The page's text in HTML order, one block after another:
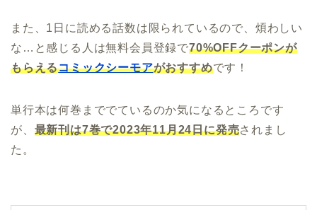
また、1日に読める話数は限られているので、煩わしい
な…と感じる人は無料会員登録で70%OFFクーポンが
もらえるコミックシーモアがおすすめです！
単行本は何巻まででているのか気になるところです
が、 最新刊は7巻で2023年11月24日に発売されまし
た。